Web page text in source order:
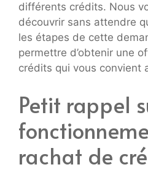
différents crédits. Nous
découvrir sans attendre
les étapes de cette
permettre d’obtenir une
crédits qui vous convient
Petit rappel
rachat de